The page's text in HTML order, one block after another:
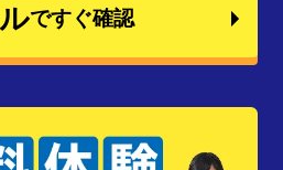
ですぐ確認